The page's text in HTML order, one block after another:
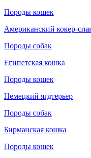
Породы кошек
Американский кокер-
Породы собак
Египетская кошка
Породы кошек
Немецкий ягдтерьер
Породы собак
Бирманская кошка
Породы кошек